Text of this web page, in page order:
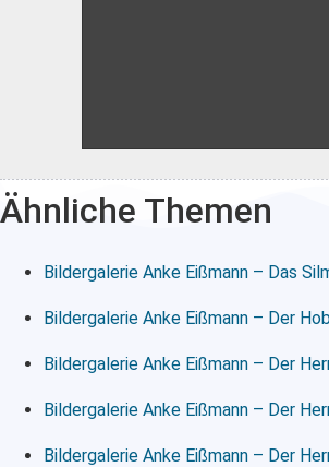
Ähnliche Themen
Bildergalerie Anke Eißmann – Das
Bildergalerie Anke Eißmann – Der
Bildergalerie Anke Eißmann – Der
Bildergalerie Anke Eißmann – Der
Bildergalerie Anke Eißmann – Der